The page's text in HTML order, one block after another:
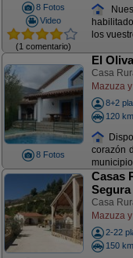
8 Fotos
Video
(1 comentario)
los
8 Fotos
El
Casa
Mazuza
8+2
120
corazón
Casas
Segura
Casa
Mazuza
2-22
150